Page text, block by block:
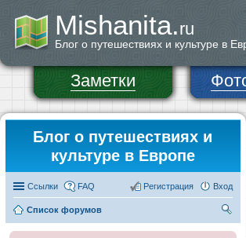
Mishanita.ru
Блог о путешествиях и культуре в
Заметки
Блог о путешествиях и
культуре в Европе
Ссылки FAQ Вход
Регистрация
Список форумов